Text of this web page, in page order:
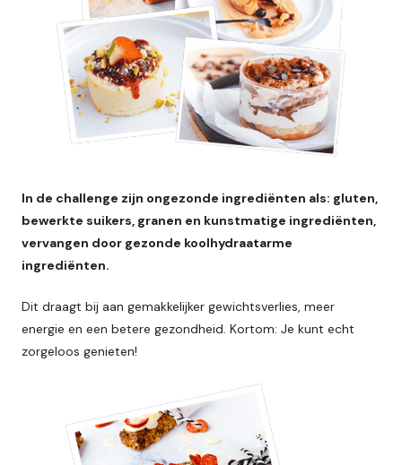
In de challenge zijn ongezonde ingrediënten als: gluten,
bewerkte suikers, granen en kunstmatige ingrediënten,
vervangen door gezonde koolhydraatarme
ingrediënten.
Dit draagt bij aan gemakkelijker gewichtsverlies, meer
energie en een betere gezondheid. Kortom: Je kunt echt
zorgeloos genieten!